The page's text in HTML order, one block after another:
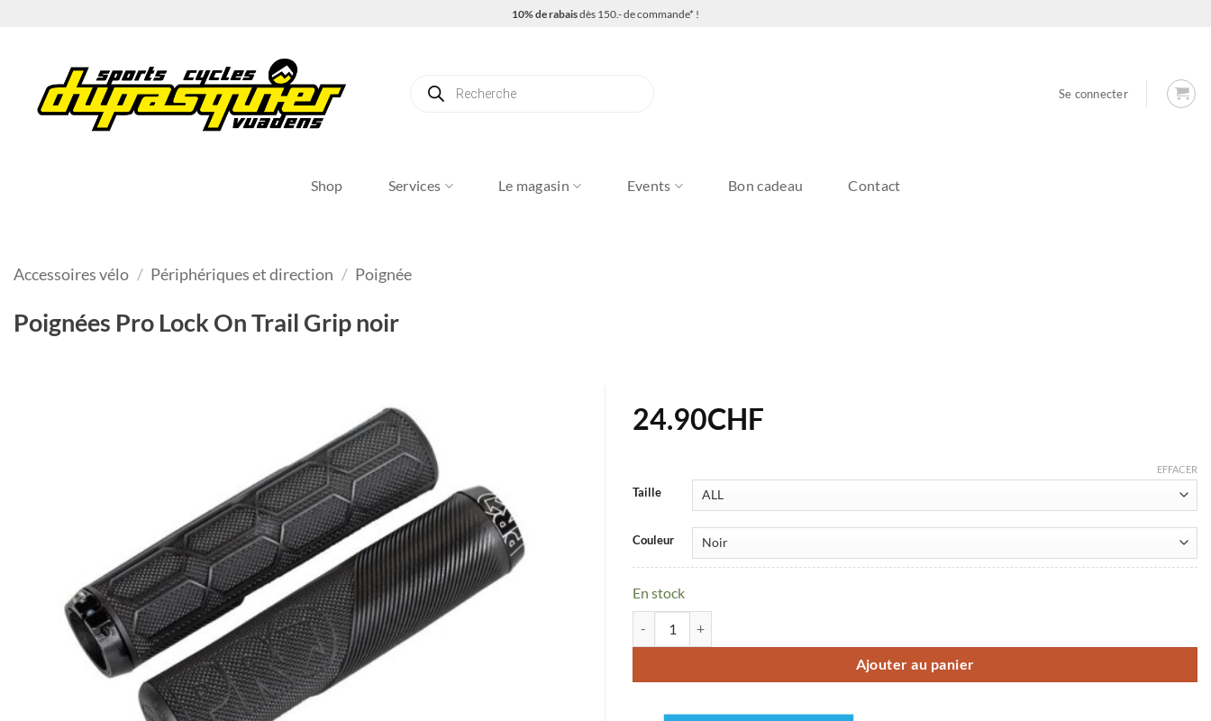
10% de rabaisdès 150.- de commande* !
produits
Se connecter
Shop Services Le magasin Events Bon cadeau Contact
Accessoires vélo / Périphériques et direction / Poignée
Poignées Pro Lock On Trail Grip noir
24.90CHF
Taille
Couleur
EFFACER
En stock
Ajouter au panier